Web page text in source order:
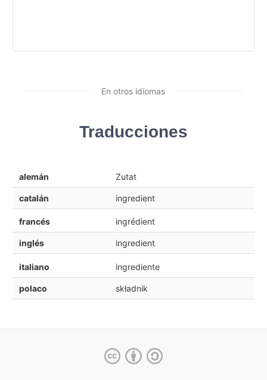
En otros idiomas
Traducciones
alemán Zutat
catalán ingredient
francés ingrédient
inglés ingredient
italiano ingrediente
polaco składnik